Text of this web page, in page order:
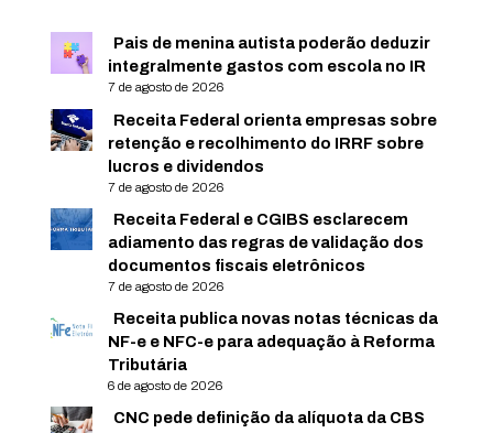
Pais de menina autista poderão deduzir
integralmente gastos com escola no IR
7 de agosto de 2026
Receita Federal orienta empresas sobre
retenção e recolhimento do IRRF sobre
lucros e dividendos
7 de agosto de 2026
Receita Federal e CGIBS esclarecem
adiamento das regras de validação dos
documentos fiscais eletrônicos
7 de agosto de 2026
Receita publica novas notas técnicas da
NF-e e NFC-e para adequação à Reforma
Tributária
6 de agosto de 2026
CNC pede definição da alíquota da CBS